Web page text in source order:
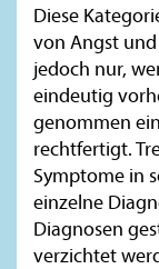
Diese
von Angst
jedoch nur,
eindeutig
genommen
rechtfertigt.
Symptome in
einzelne
Diagnosen
verzichtet